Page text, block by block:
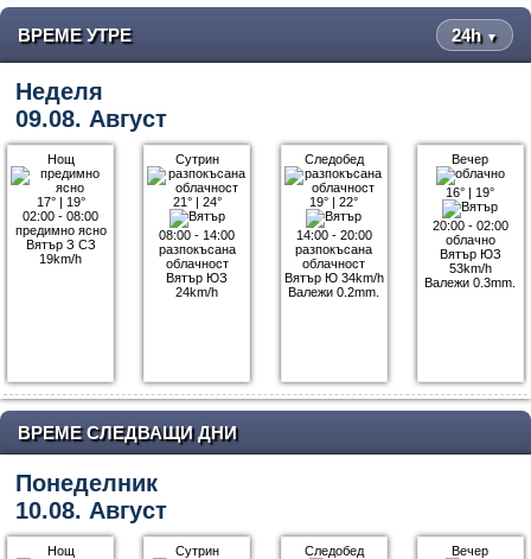
ВРЕМЕ УТРЕ 24h ▼
Неделя
09.08. Август
Нощ
17°| 19°
02:00 - 08:00
предимно ясно
Вятър З СЗ
19km/h
Сутрин
21°| 24°
08:00 - 14:00
разпокъсана
облачност
Вятър ЮЗ
24km/h
Следобед
19° |22°
14:00 - 20:00
разпокъсана
облачност
Вятър Ю 34km/h
Валежи 0.2mm.
Вечер
16° | 19°
20:00 - 02:00
облачно
Вятър ЮЗ
53km/h
Валежи 0.3mm.
ВРЕМЕ СЛЕДВАЩИ ДНИ
Понеделник
10.08. Август
Нощ Сутрин Следобед Вечер